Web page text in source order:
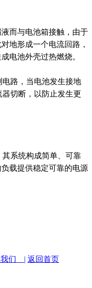
而与电池箱接触，由于
地形成一个电流回路，
电池外壳过热燃烧。
路，当电池发生接地
切断，以防止发生更
系统构成简单、可靠
载提供稳定可靠的电源
们 | 返回首页